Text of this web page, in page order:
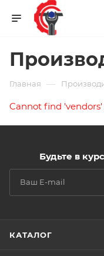
Главная —
Cannot find
Будьте в
КАТАЛОГ